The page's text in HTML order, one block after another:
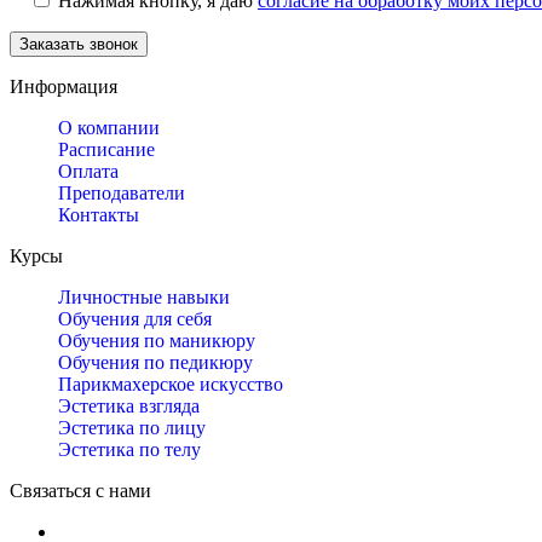
Информация
О компании
Расписание
Оплата
Преподаватели
Контакты
Курсы
Личностные навыки
Обучения для себя
Обучения по маникюру
Обучения по педикюру
Парикмахерское искусство
Эстетика взгляда
Эстетика по лицу
Эстетика по телу
Связаться с нами